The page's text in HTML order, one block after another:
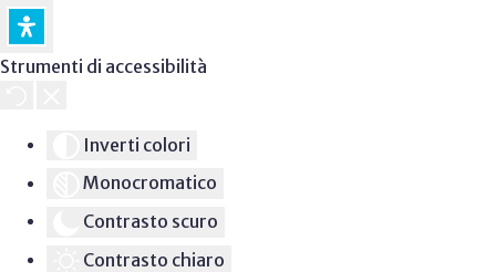
Strumenti di accessibilità
Inverti colori
Monocromatico
Contrasto scuro
Contrasto chiaro